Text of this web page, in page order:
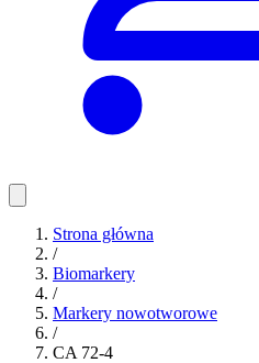
Strona główna
/
Biomarkery
/
Markery nowotworowe
/
CA 72-4